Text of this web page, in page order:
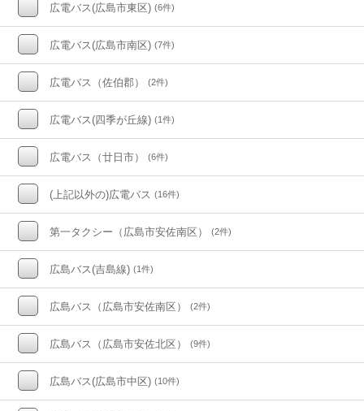
広電バス(広島市東区) (6件)
広電バス(広島市南区) (7件)
広電バス（佐伯郡） (2件)
広電バス(四季が丘線) (1件)
広電バス（廿日市） (6件)
(上記以外の)広電バス (16件)
第一タクシー（広島市安佐南区） (2件)
広島バス(吉島線) (1件)
広島バス（広島市安佐南区） (2件)
広島バス（広島市安佐北区） (9件)
広島バス(広島市中区) (10件)